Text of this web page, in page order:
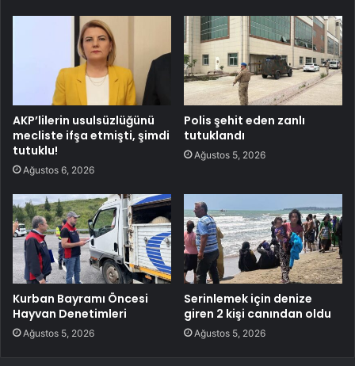
AKP’lilerin usulsüzlüğünü
mecliste ifşa etmişti, şimdi
tutuklu!
Ağustos 6, 2026
Polis şehit eden zanlı
tutuklandı
Ağustos 5, 2026
Kurban Bayramı Öncesi
Hayvan Denetimleri
Ağustos 5, 2026
Serinlemek için denize
giren 2 kişi canından oldu
Ağustos 5, 2026